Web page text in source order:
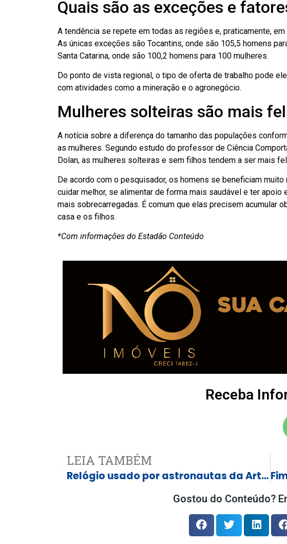
Quais são as exceções e
A tendência se repete em todas as regiões e, praticamente,
As únicas exceções são Tocantins, onde são 105,5 homens
Santa Catarina, onde são 100,2 homens para 100 mulheres.
Do ponto de vista regional, o tipo de oferta de trabalho pode
com atividades como a mineração e o agronegócio.
Mulheres solteiras são mais
A notícia sobre a diferença do tamanho das populações
as mulheres. Segundo estudo do professor de Ciência
Dolan, as mulheres solteiras e sem filhos tendem a ser mais
De acordo com o pesquisador, os homens se beneficiam
cuidar melhor, se alimentar de forma mais saudável e ter apoio
mais sobrecarregadas. É comum que elas precisem acumular
casa e os filhos.
*Com informações do Estadão Conteúdo
Receba
LEIA TAMBÉM
Relógio usado por astronautas da Artemis II foi feito com tecnologia criada pela USP
Gostou do Conteúdo?